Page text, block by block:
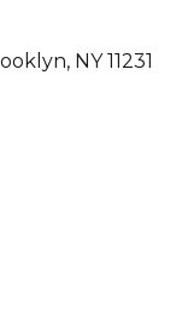
NY 11231